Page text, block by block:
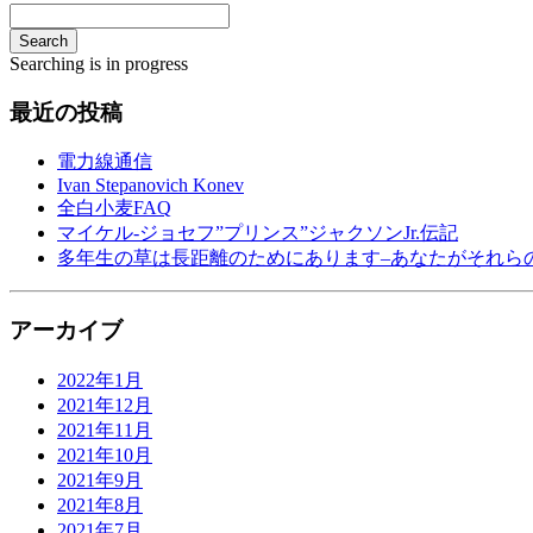
Search
Searching is in progress
最近の投稿
電力線通信
Ivan Stepanovich Konev
全白小麦FAQ
マイケル-ジョセフ”プリンス”ジャクソンJr.伝記
多年生の草は長距離のためにあります–あなたがそれら
アーカイブ
2022年1月
2021年12月
2021年11月
2021年10月
2021年9月
2021年8月